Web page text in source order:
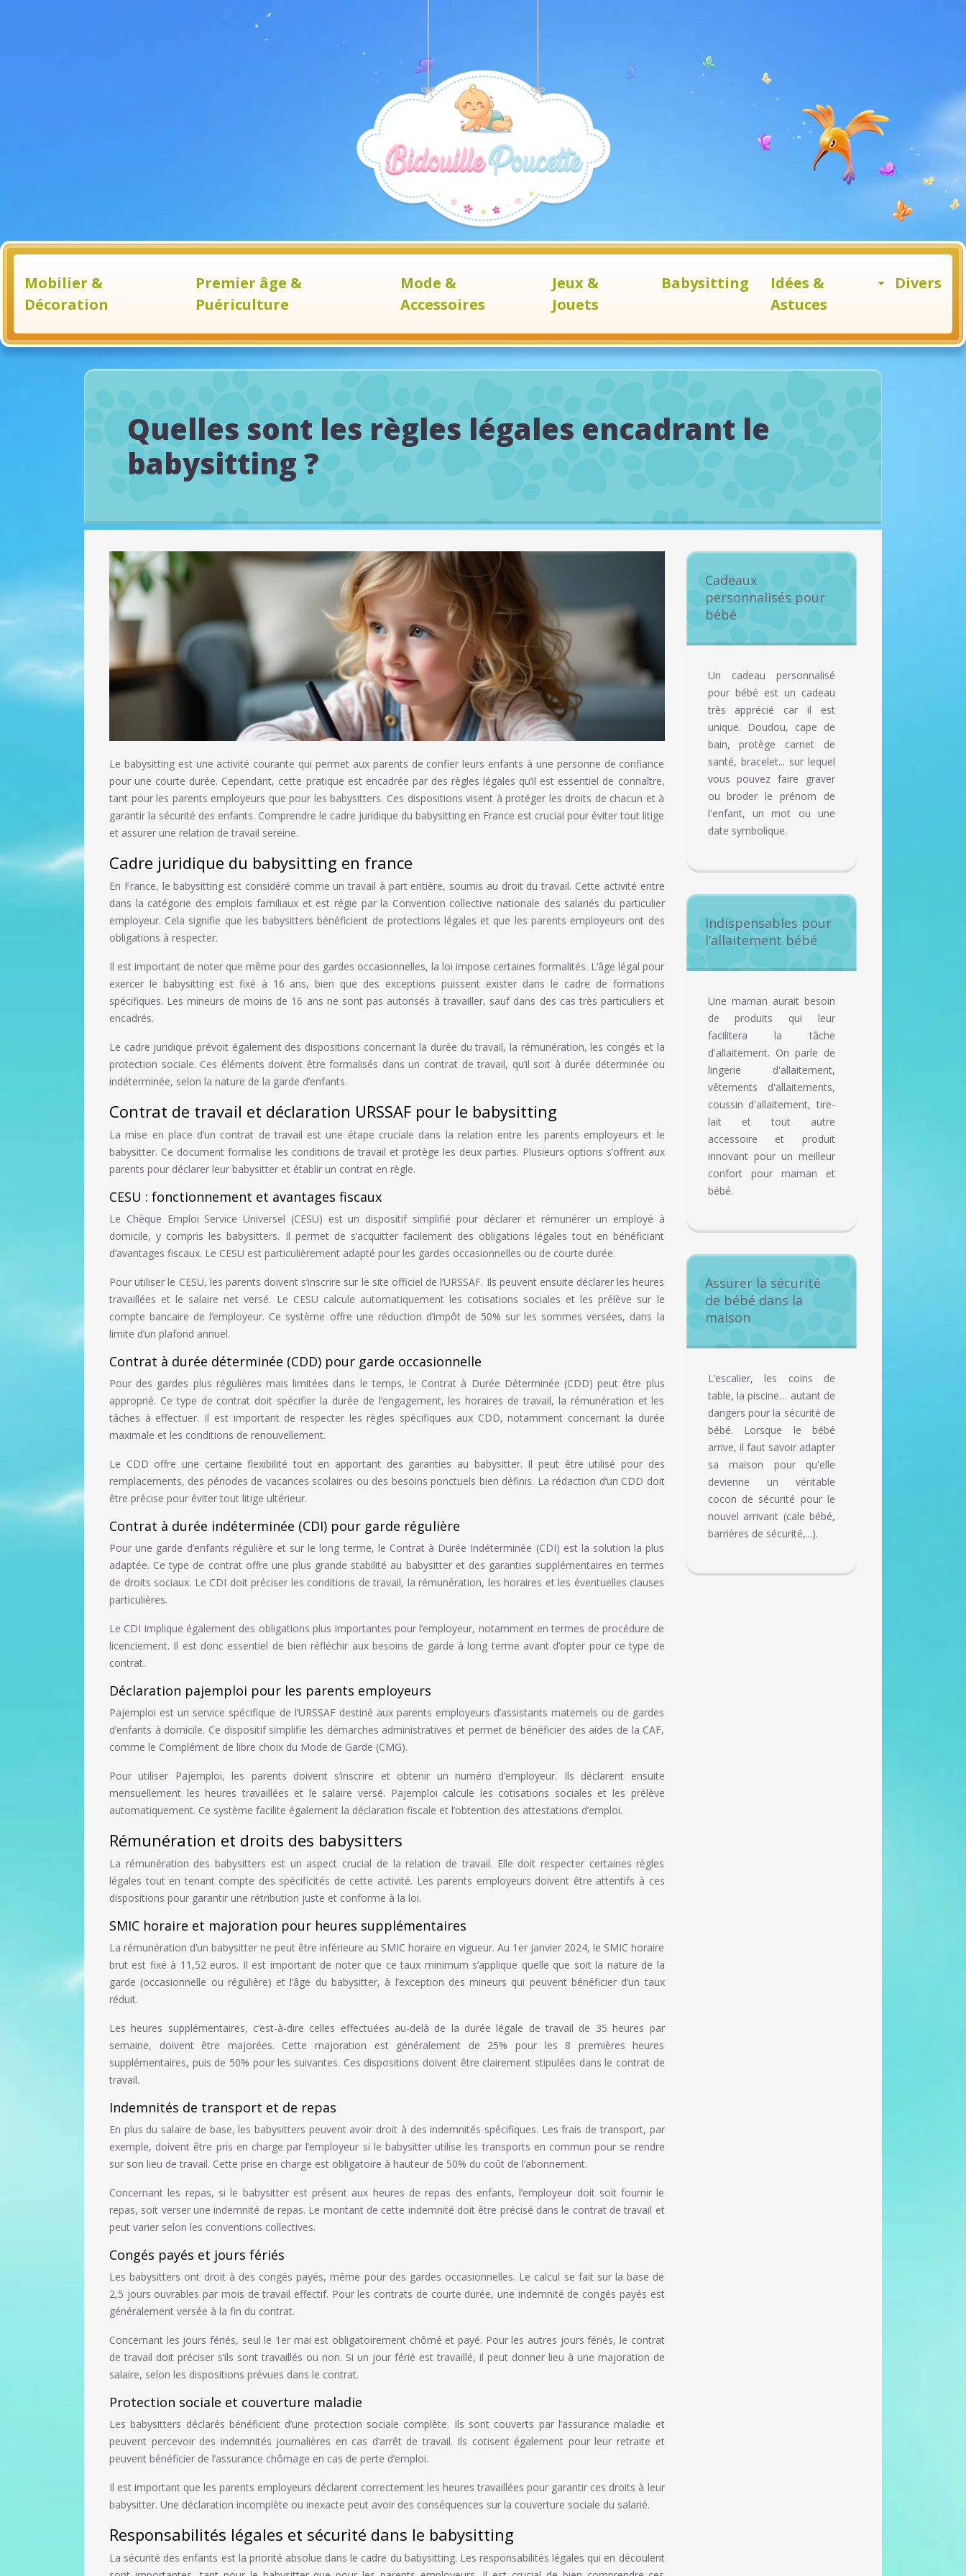
Mobilier &
Décoration
Premier âge &
Puériculture
Mode &
Accessoires
Jeux &
Jouets
Babysitting
Idées &
Astuces
Divers
Quelles sont les règles légales encadrant le
babysitting ?
Le babysitting est une activité courante qui permet aux parents de confier leurs enfants à une personne de confiance
pour une courte durée. Cependant, cette pratique est encadrée par des règles légales qu’il est essentiel de connaître,
tant pour les parents employeurs que pour les babysitters. Ces dispositions visent à protéger les droits de chacun et à
garantir la sécurité des enfants. Comprendre le cadre juridique du babysitting en France est crucial pour éviter tout litige
et assurer une relation de travail sereine.
Cadre juridique du babysitting en france
En France, le babysitting est considéré comme un travail à part entière, soumis au droit du travail. Cette activité entre
dans la catégorie des emplois familiaux et est régie par la Convention collective nationale des salariés du particulier
employeur. Cela signifie que les babysitters bénéficient de protections légales et que les parents employeurs ont des
obligations à respecter.
Il est important de noter que même pour des gardes occasionnelles, la loi impose certaines formalités. L’âge légal pour
exercer le babysitting est fixé à 16 ans, bien que des exceptions puissent exister dans le cadre de formations
spécifiques. Les mineurs de moins de 16 ans ne sont pas autorisés à travailler, sauf dans des cas très particuliers et
encadrés.
Le cadre juridique prévoit également des dispositions concernant la durée du travail, la rémunération, les congés et la
protection sociale. Ces éléments doivent être formalisés dans un contrat de travail, qu’il soit à durée déterminée ou
indéterminée, selon la nature de la garde d’enfants.
Contrat de travail et déclaration URSSAF pour le babysitting
La mise en place d’un contrat de travail est une étape cruciale dans la relation entre les parents employeurs et le
babysitter. Ce document formalise les conditions de travail et protège les deux parties. Plusieurs options s’offrent aux
parents pour déclarer leur babysitter et établir un contrat en règle.
CESU : fonctionnement et avantages fiscaux
Le Chèque Emploi Service Universel (CESU) est un dispositif simplifié pour déclarer et rémunérer un employé à
domicile, y compris les babysitters. Il permet de s’acquitter facilement des obligations légales tout en bénéficiant
d’avantages fiscaux. Le CESU est particulièrement adapté pour les gardes occasionnelles ou de courte durée.
Pour utiliser le CESU, les parents doivent s’inscrire sur le site officiel de l’URSSAF. Ils peuvent ensuite déclarer les heures
travaillées et le salaire net versé. Le CESU calcule automatiquement les cotisations sociales et les prélève sur le
compte bancaire de l’employeur. Ce système offre une réduction d’impôt de 50% sur les sommes versées, dans la
limite d’un plafond annuel.
Contrat à durée déterminée (CDD) pour garde occasionnelle
Pour des gardes plus régulières mais limitées dans le temps, le Contrat à Durée Déterminée (CDD) peut être plus
approprié. Ce type de contrat doit spécifier la durée de l’engagement, les horaires de travail, la rémunération et les
tâches à effectuer. Il est important de respecter les règles spécifiques aux CDD, notamment concernant la durée
maximale et les conditions de renouvellement.
Le CDD offre une certaine flexibilité tout en apportant des garanties au babysitter. Il peut être utilisé pour des
remplacements, des périodes de vacances scolaires ou des besoins ponctuels bien définis. La rédaction d’un CDD doit
être précise pour éviter tout litige ultérieur.
Contrat à durée indéterminée (CDI) pour garde régulière
Pour une garde d’enfants régulière et sur le long terme, le Contrat à Durée Indéterminée (CDI) est la solution la plus
adaptée. Ce type de contrat offre une plus grande stabilité au babysitter et des garanties supplémentaires en termes
de droits sociaux. Le CDI doit préciser les conditions de travail, la rémunération, les horaires et les éventuelles clauses
particulières.
Le CDI implique également des obligations plus importantes pour l’employeur, notamment en termes de procédure de
licenciement. Il est donc essentiel de bien réfléchir aux besoins de garde à long terme avant d’opter pour ce type de
contrat.
Déclaration pajemploi pour les parents employeurs
Pajemploi est un service spécifique de l’URSSAF destiné aux parents employeurs d’assistants maternels ou de gardes
d’enfants à domicile. Ce dispositif simplifie les démarches administratives et permet de bénéficier des aides de la CAF,
comme le Complément de libre choix du Mode de Garde (CMG).
Pour utiliser Pajemploi, les parents doivent s’inscrire et obtenir un numéro d’employeur. Ils déclarent ensuite
mensuellement les heures travaillées et le salaire versé. Pajemploi calcule les cotisations sociales et les prélève
automatiquement. Ce système facilite également la déclaration fiscale et l’obtention des attestations d’emploi.
Rémunération et droits des babysitters
La rémunération des babysitters est un aspect crucial de la relation de travail. Elle doit respecter certaines règles
légales tout en tenant compte des spécificités de cette activité. Les parents employeurs doivent être attentifs à ces
dispositions pour garantir une rétribution juste et conforme à la loi.
SMIC horaire et majoration pour heures supplémentaires
La rémunération d’un babysitter ne peut être inférieure au SMIC horaire en vigueur. Au 1er janvier 2024, le SMIC horaire
brut est fixé à 11,52 euros. Il est important de noter que ce taux minimum s’applique quelle que soit la nature de la
garde (occasionnelle ou régulière) et l’âge du babysitter, à l’exception des mineurs qui peuvent bénéficier d’un taux
réduit.
Les heures supplémentaires, c’est-à-dire celles effectuées au-delà de la durée légale de travail de 35 heures par
semaine, doivent être majorées. Cette majoration est généralement de 25% pour les 8 premières heures
supplémentaires, puis de 50% pour les suivantes. Ces dispositions doivent être clairement stipulées dans le contrat de
travail.
Indemnités de transport et de repas
En plus du salaire de base, les babysitters peuvent avoir droit à des indemnités spécifiques. Les frais de transport, par
exemple, doivent être pris en charge par l’employeur si le babysitter utilise les transports en commun pour se rendre
sur son lieu de travail. Cette prise en charge est obligatoire à hauteur de 50% du coût de l’abonnement.
Concernant les repas, si le babysitter est présent aux heures de repas des enfants, l’employeur doit soit fournir le
repas, soit verser une indemnité de repas. Le montant de cette indemnité doit être précisé dans le contrat de travail et
peut varier selon les conventions collectives.
Congés payés et jours fériés
Les babysitters ont droit à des congés payés, même pour des gardes occasionnelles. Le calcul se fait sur la base de
2,5 jours ouvrables par mois de travail effectif. Pour les contrats de courte durée, une indemnité de congés payés est
généralement versée à la fin du contrat.
Concernant les jours fériés, seul le 1er mai est obligatoirement chômé et payé. Pour les autres jours fériés, le contrat
de travail doit préciser s’ils sont travaillés ou non. Si un jour férié est travaillé, il peut donner lieu à une majoration de
salaire, selon les dispositions prévues dans le contrat.
Protection sociale et couverture maladie
Les babysitters déclarés bénéficient d’une protection sociale complète. Ils sont couverts par l’assurance maladie et
peuvent percevoir des indemnités journalières en cas d’arrêt de travail. Ils cotisent également pour leur retraite et
peuvent bénéficier de l’assurance chômage en cas de perte d’emploi.
Il est important que les parents employeurs déclarent correctement les heures travaillées pour garantir ces droits à leur
babysitter. Une déclaration incomplète ou inexacte peut avoir des conséquences sur la couverture sociale du salarié.
Responsabilités légales et sécurité dans le babysitting
La sécurité des enfants est la priorité absolue dans le cadre du babysitting. Les responsabilités légales qui en découlent
Cadeaux
personnalisés pour
bébé
Un cadeau personnalisé
pour bébé est un cadeau
très apprécié car il est
unique. Doudou, cape de
bain, protège carnet de
santé, bracelet... sur lequel
vous pouvez faire graver
ou broder le prénom de
l'enfant, un mot ou une
date symbolique.
Indispensables pour
l’allaitement bébé
Une maman aurait besoin
de produits qui leur
facilitera la tâche
d'allaitement. On parle de
lingerie d'allaitement,
vêtements d'allaitements,
coussin d'allaitement, tire-
lait et tout autre
accessoire et produit
innovant pour un meilleur
confort pour maman et
bébé.
Assurer la sécurité
de bébé dans la
maison
L’escalier, les coins de
table, la piscine… autant de
dangers pour la sécurité de
bébé. Lorsque le bébé
arrive, il faut savoir adapter
sa maison pour qu'elle
devienne un véritable
cocon de sécurité pour le
nouvel arrivant (cale bébé,
barrières de sécurité,...).